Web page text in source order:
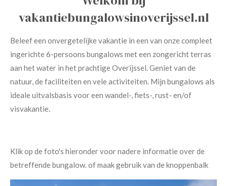
vakantiebungalowsinoverijssel.nl
Beleef een onvergetelijke vakantie in een van onze compleet
ingerichte 6-persoons bungalows met een zongericht terras
aan het water in het prachtige Overijssel. Geniet van de
natuur, de faciliteiten en vele activiteiten. Mijn bungalows als
ideale uitvalsbasis voor een wandel-, fiets-, rust- en/of
visvakantie.
Klik op de foto's hieronder voor nadere informatie over de
betreffende bungalow. of maak gebruik van de knoppenbalk